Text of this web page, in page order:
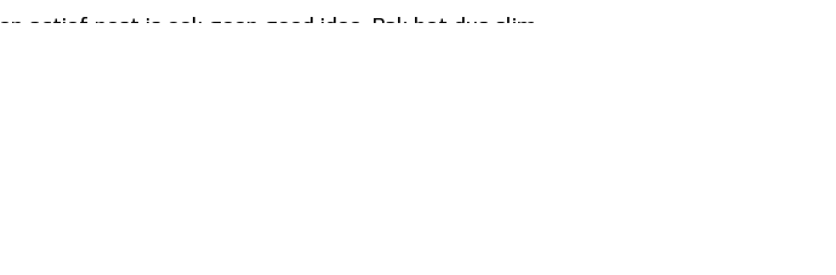
actief nest is ook geen goed idee. Pak het dus slim